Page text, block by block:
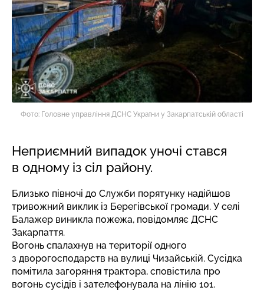
Фото: Головне управління ДСНС України у Закарпатській області
Неприємний випадок уночі стався
в одному із сіл району.
Близько півночі до Служби порятунку надійшов
тривожний виклик із Берегівської громади. У селі
Балажер виникла пожежа, повідомляє ДСНС
Закарпаття.
Вогонь спалахнув на території одного
з дворогосподарств на вулиці Чизайській. Сусідка
помітила загоряння трактора, сповістила про
вогонь сусідів і зателефонувала на лінію 101.